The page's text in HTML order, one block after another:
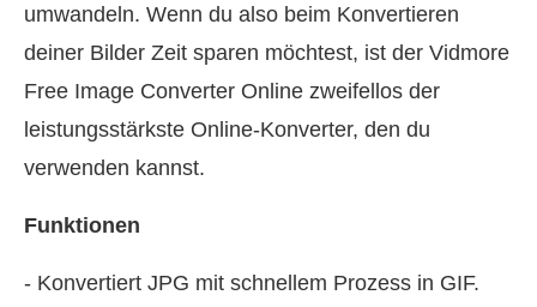
umwandeln. Wenn du also beim Konvertieren
deiner Bilder Zeit sparen möchtest, ist der Vidmore
Free Image Converter Online zweifellos der
leistungsstärkste Online-Konverter, den du
verwenden kannst.
Funktionen
- Konvertiert JPG mit schnellem Prozess in GIF.